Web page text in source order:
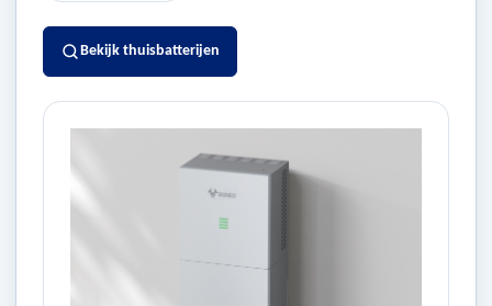
Bekijk thuisbatterijen